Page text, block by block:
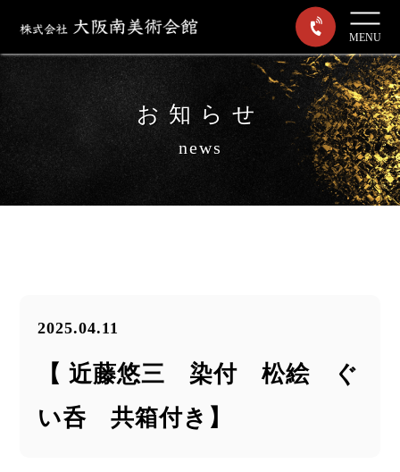
MENU
お知らせ
news
2025.04.11
【 近藤悠三 染付 松絵 ぐ
い呑 共箱付き】